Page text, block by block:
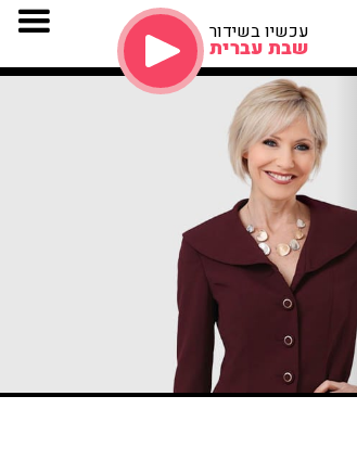
עכשיו בשידור
שבת עברית